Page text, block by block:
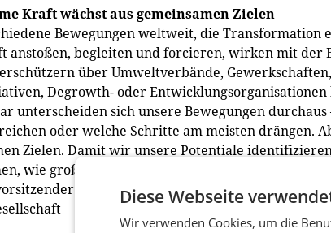
Kraft wächst aus gemeinsamen Zielen
Bewegungen weltweit, die Transformation
anstoßen, begleiten und forcieren, wirken mit der
über Umweltverbände,
Degrowth- oder
unterscheiden sich unsere Bewegungen
oder welche Schritte am meisten drängen.
Zielen. Damit wir unsere Potentiale
wie groß und divers unsere Bewegung ist“, so
BÖLW.
Diese Webseite
Wir verwenden Cookies, um die